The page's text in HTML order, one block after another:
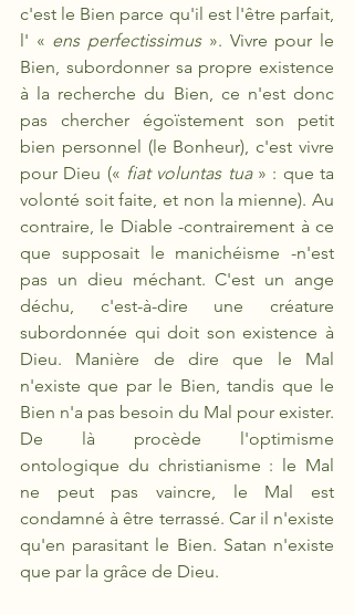
c'est le Bien parce qu'il est l'être parfait,
l' « ens perfectissimus ». Vivre pour le
Bien, subordonner sa propre existence
à la recherche du Bien, ce n'est donc
pas chercher égoïstement son petit
bien personnel (le Bonheur), c'est vivre
pour Dieu (« fiat voluntas tua » : que ta
volonté soit faite, et non la mienne). Au
contraire, le Diable -contrairement à ce
que supposait le manichéisme -n'est
pas un dieu méchant. C'est un ange
déchu, c'est-à-dire une créature
subordonnée qui doit son existence à
Dieu. Manière de dire que le Mal
n'existe que par le Bien, tandis que le
Bien n'a pas besoin du Mal pour exister.
De là procède l'optimisme
ontologique du christianisme : le Mal
ne peut pas vaincre, le Mal est
condamné à être terrassé. Car il n'existe
qu'en parasitant le Bien. Satan n'existe
que par la grâce de Dieu.